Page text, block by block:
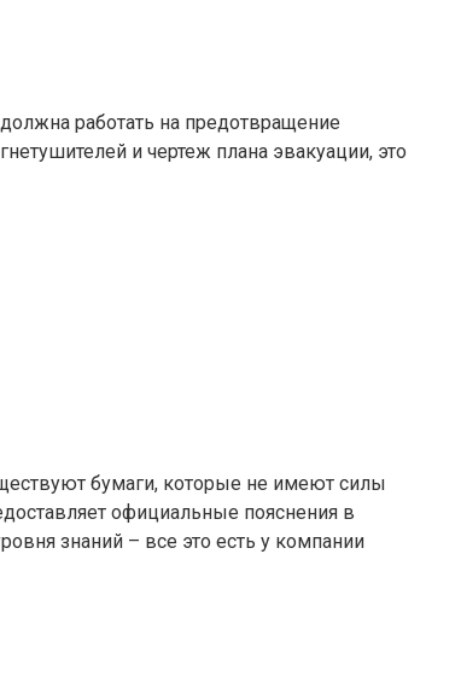
работать на предотвращение
и чертеж плана эвакуации, это
бумаги, которые не имеют силы
официальные пояснения в
знаний – все это есть у компании